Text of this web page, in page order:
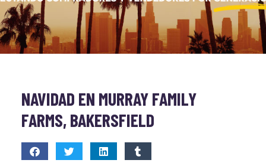
NAVIDAD EN MURRAY FAMILY
FARMS, BAKERSFIELD